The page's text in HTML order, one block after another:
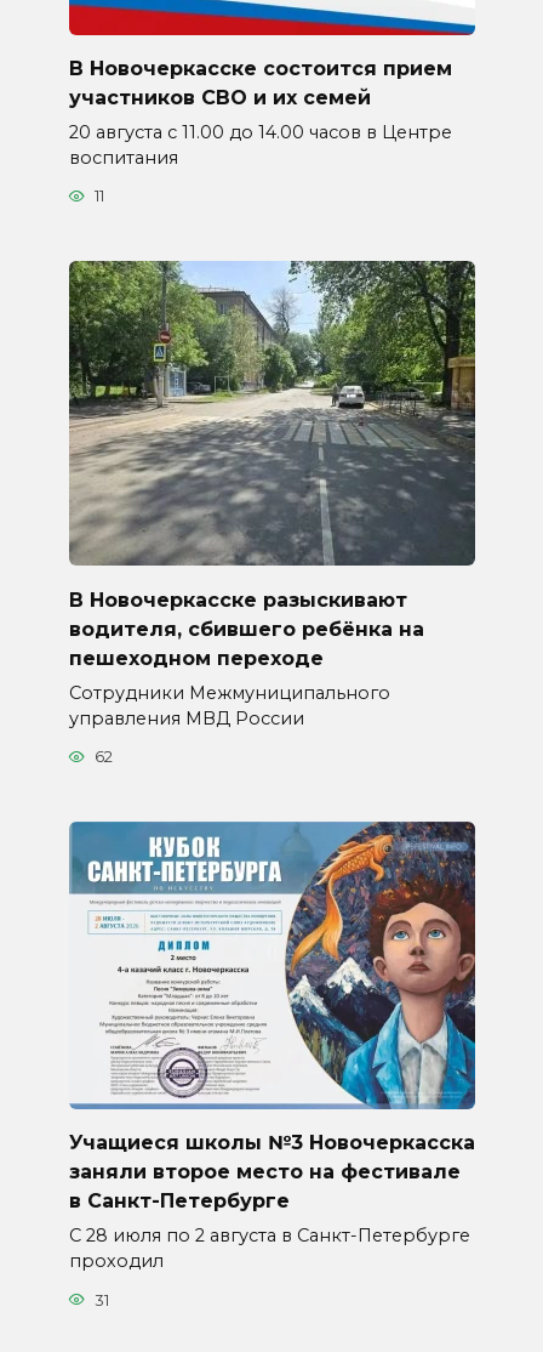
В Новочеркасске состоится прием
участников СВО и их семей
20 августа с 11.00 до 14.00 часов в Центре
воспитания
11
В Новочеркасске разыскивают
водителя, сбившего ребёнка на
пешеходном переходе
Сотрудники Межмуниципального
управления МВД России
62
Учащиеся школы №3 Новочеркасска
заняли второе место на фестивале
в Санкт-Петербурге
С 28 июля по 2 августа в Санкт-Петербурге
проходил
31